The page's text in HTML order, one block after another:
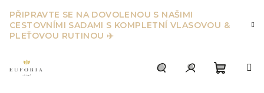
na
obsah
PŘIPRAVTE SE NA DOVOLENOU S NAŠIMI
CESTOVNÍMI SADAMI S KOMPLETNÍ VLASOVOU &
PLEŤOVOU RUTINOU ✈️